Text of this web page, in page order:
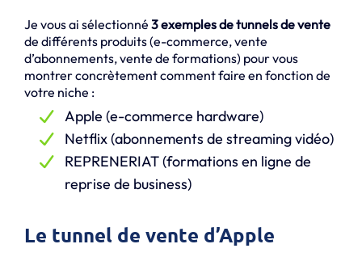
Je vous ai sélectionné 3 exemples de tunnels de vente
de différents produits (e-commerce, vente
d’abonnements, vente de formations) pour vous
montrer concrètement comment faire en fonction de
votre niche :
Apple (e-commerce hardware)
Netflix (abonnements de streaming vidéo)
REPRENERIAT (formations en ligne de
reprise de business)
Le tunnel de vente d’Apple